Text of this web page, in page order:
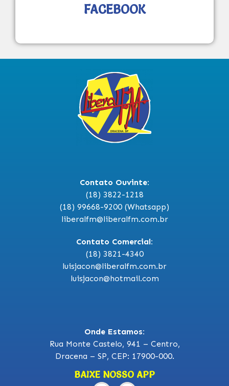
FACEBOOK
Contato Ouvinte:
(18) 3822-1218
(18) 99668-9200 (Whatsapp)
liberalfm@liberalfm.com.br
Contato Comercial:
(18) 3821-4340
luisjacon@liberalfm.com.br
luisjacon@hotmail.com
Onde Estamos:
Rua Monte Castelo, 941 – Centro,
Dracena – SP, CEP: 17900-000.
BAIXE NOSSO APP